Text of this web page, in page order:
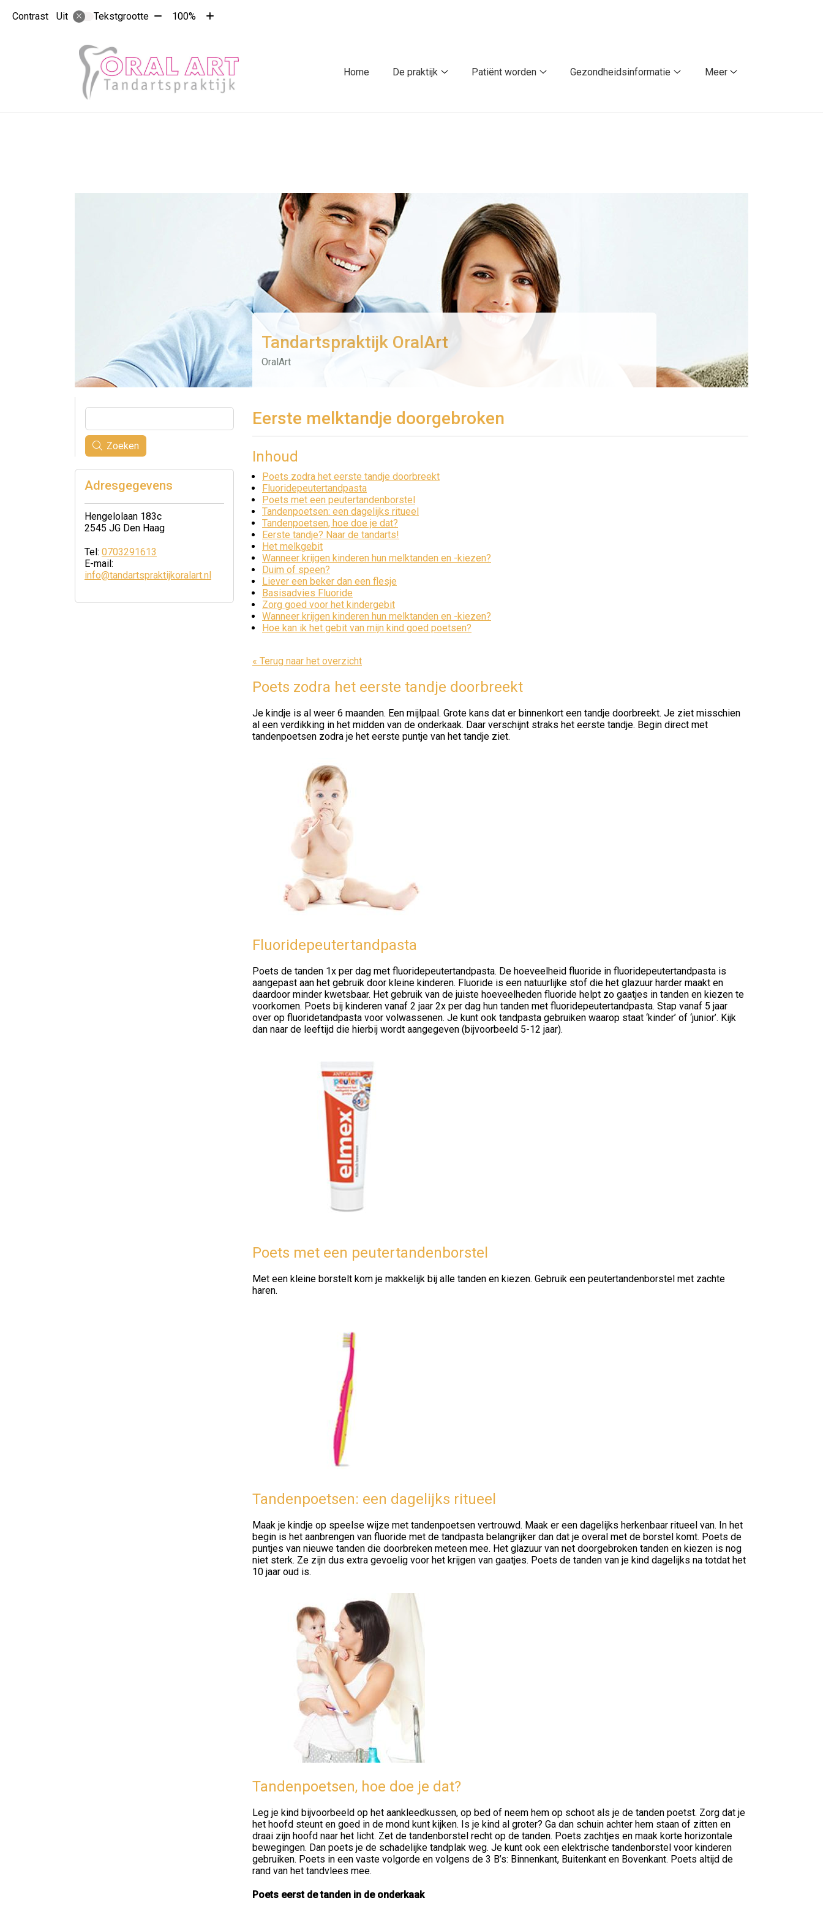
Contrast Uit Tekstgrootte Tekst
10%
100%
Tekst
10%
Home
De praktijk
Patiënt worden
Gezondheidsinformatie
Meer
Tandartspraktijk OralArt
OralArt
Eerste melktandje doorgebroken
Inhoud
Poets zodra het eerste tandje doorbreekt
Fluoridepeutertandpasta
Poets met een peutertandenborstel
Tandenpoetsen: een dagelijks ritueel
Tandenpoetsen, hoe doe je dat?
Eerste tandje? Naar de tandarts!
Het melkgebit
Wanneer krijgen kinderen hun melktanden en -kiezen?
Duim of speen?
Liever een beker dan een flesje
Basisadvies Fluoride
Zorg goed voor het kindergebit
Wanneer krijgen kinderen hun melktanden en -kiezen?
Hoe kan ik het gebit van mijn kind goed poetsen?
« Terug naar het overzicht
Poets zodra het eerste tandje doorbreekt
Je kindje is al weer 6 maanden. Een mijlpaal. Grote kans dat er binnenkort een tandje doorbreekt. Je ziet misschien
al een verdikking in het midden van de onderkaak. Daar verschijnt straks het eerste tandje. Begin direct met
tandenpoetsen zodra je het eerste puntje van het tandje ziet.
Fluoridepeutertandpasta
Poets de tanden 1x per dag met fluoridepeutertandpasta. De hoeveelheid fluoride in fluoridepeutertandpasta is
aangepast aan het gebruik door kleine kinderen. Fluoride is een natuurlijke stof die het glazuur harder maakt en
daardoor minder kwetsbaar. Het gebruik van de juiste hoeveelheden fluoride helpt zo gaatjes in tanden en kiezen te
voorkomen. Poets bij kinderen vanaf 2 jaar 2x per dag hun tanden met fluoridepeutertandpasta. Stap vanaf 5 jaar
over op fluoridetandpasta voor volwassenen. Je kunt ook tandpasta gebruiken waarop staat ‘kinder’ of ‘junior’. Kijk
dan naar de leeftijd die hierbij wordt aangegeven (bijvoorbeeld 5-12 jaar).
Poets met een peutertandenborstel
Met een kleine borstelt kom je makkelijk bij alle tanden en kiezen. Gebruik een peutertandenborstel met zachte
haren.
Tandenpoetsen: een dagelijks ritueel
Maak je kindje op speelse wijze met tandenpoetsen vertrouwd. Maak er een dagelijks herkenbaar ritueel van. In het
begin is het aanbrengen van fluoride met de tandpasta belangrijker dan dat je overal met de borstel komt. Poets de
puntjes van nieuwe tanden die doorbreken meteen mee. Het glazuur van net doorgebroken tanden en kiezen is nog
niet sterk. Ze zijn dus extra gevoelig voor het krijgen van gaatjes. Poets de tanden van je kind dagelijks na totdat het
10 jaar oud is.
Tandenpoetsen, hoe doe je dat?
Leg je kind bijvoorbeeld op het aankleedkussen, op bed of neem hem op schoot als je de tanden poetst. Zorg dat je
het hoofd steunt en goed in de mond kunt kijken. Is je kind al groter? Ga dan schuin achter hem staan of zitten en
draai zijn hoofd naar het licht. Zet de tandenborstel recht op de tanden. Poets zachtjes en maak korte horizontale
bewegingen. Dan poets je de schadelijke tandplak weg. Je kunt ook een elektrische tandenborstel voor kinderen
gebruiken. Poets in een vaste volgorde en volgens de 3 B’s: Binnenkant, Buitenkant en Bovenkant. Poets altijd de
rand van het tandvlees mee.
Poets eerst de tanden in de onderkaak
Zoeken
Adresgegevens
Hengelolaan 183c
2545 JG Den Haag
Tel: 0703291613
E-mail:
info@tandartspraktijkoralart.nl